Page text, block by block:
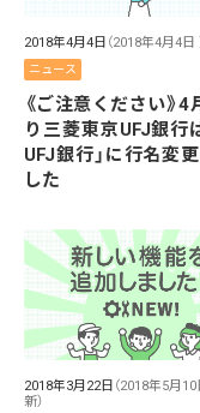
2018年4月4日 （2018年4月4日
ニュース
《ご注意ください》4
り三菱東京UFJ銀行
UFJ銀行」に行名変
した
2018年3月22日 （2018年5月
新）